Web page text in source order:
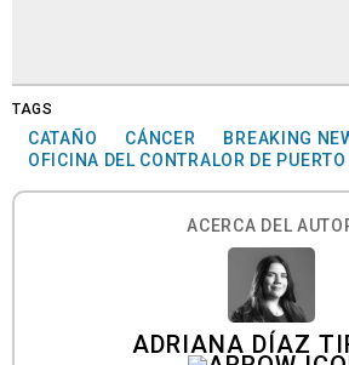
TAGS
CATAÑO CÁNCER
BREAKING
OFICINA DEL CONTRALOR DE PUERTO
ACERCA DEL
ADRIANA DÍAZ